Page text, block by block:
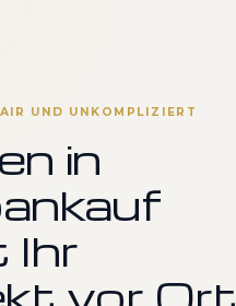
UND UNKOMPLIZIERT
in
Ihr